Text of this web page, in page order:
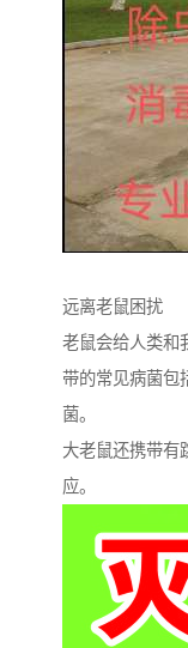
远离老鼠困扰
老鼠会给人类和
带的常见病菌包
菌。
大老鼠还携带有
应。